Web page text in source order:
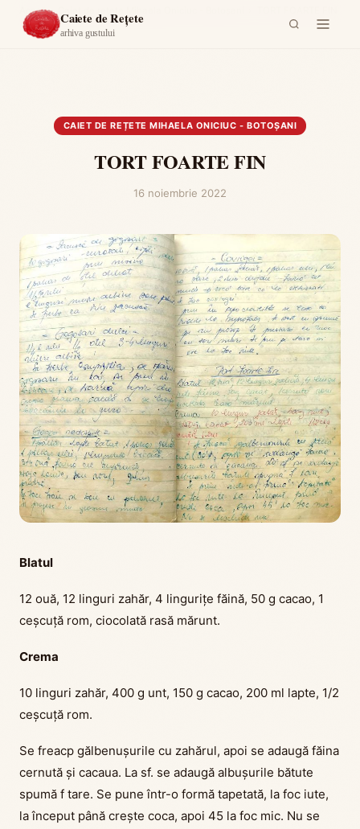
Caiete de Rețete
arhiva gustului
Acasă ›
CAIET DE REȚETE MIHAELA ONICIUC - BOTOȘANI
TORT FOARTE FIN
16 noiembrie 2022
Blatul
12 ouă, 12 linguri zahăr, 4 lingurițe făină, 50 g cacao, 1
ceșcuță rom, ciocolată rasă mărunt.
Crema
10 linguri zahăr, 400 g unt, 150 g cacao, 200 ml lapte, 1/2
ceșcuță rom.
Se freacp gălbenușurile cu zahărul, apoi se adaugă făina
cernută și cacaua. La sf. se adaugă albușurile bătute
spumă f tare. Se pune într-o formă tapetată, la foc iute,
la început până crește coca, apoi 45 la foc mic. Nu se